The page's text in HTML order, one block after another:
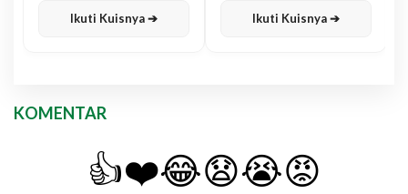
Ikuti Kuisnya ➔ Ikuti Kuisnya ➔
KOMENTAR
👍❤️😂😧😭😡